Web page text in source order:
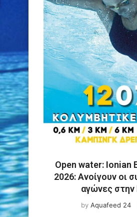
Οpen water: Ionian
2026: Ανοίγουν οι
αγώνες στην
by Aquafeed 24